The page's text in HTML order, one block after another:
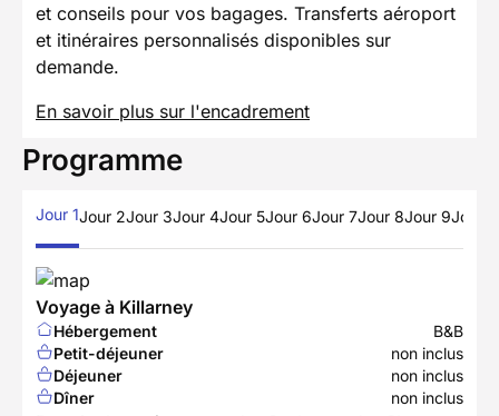
et conseils pour vos bagages. Transferts aéroport
et itinéraires personnalisés disponibles sur
demande.
En savoir plus sur l'encadrement
Programme
Jour 1Jour 2Jour 3Jour 4Jour 5Jour 6Jour 7Jour 8Jour 9Jour
Voyage à Killarney
Hébergement
B&B
Petit-déjeuner
non inclus
Déjeuner
non inclus
Dîner
non inclus